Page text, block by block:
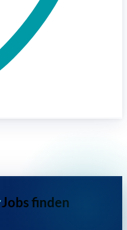
Jobs finden